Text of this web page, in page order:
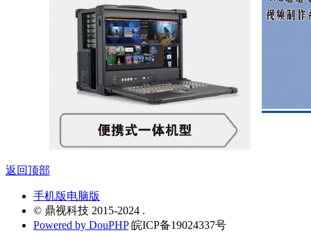
返回顶部
手机版电脑版
© 鼎视科技 2015-2024 .
Powered by DouPHP皖ICP备19024337号